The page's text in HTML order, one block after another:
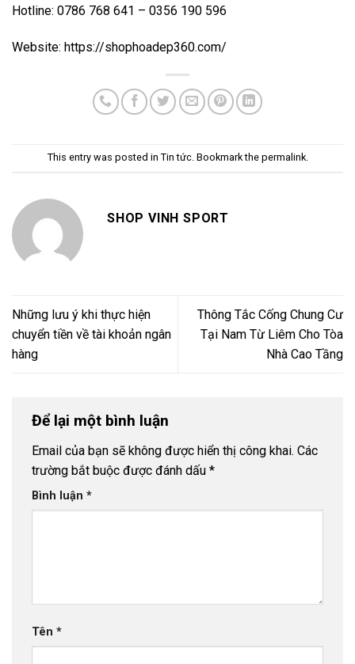
Hotline: 0786 768 641 – 0356 190 596
Website: https://shophoadep360.com/
This entry was posted in Tin tức. Bookmark the permalink.
SHOP VINH SPORT
Những lưu ý khi thực hiện
chuyển tiền về tài khoản ngân
hàng
Thông Tắc Cống Chung Cư
Tại Nam Từ Liêm Cho Tòa
Nhà Cao Tầng
Để lại một bình luận
Email của bạn sẽ không được hiển thị công khai. Các
trường bắt buộc được đánh dấu *
Bình luận *
Tên *